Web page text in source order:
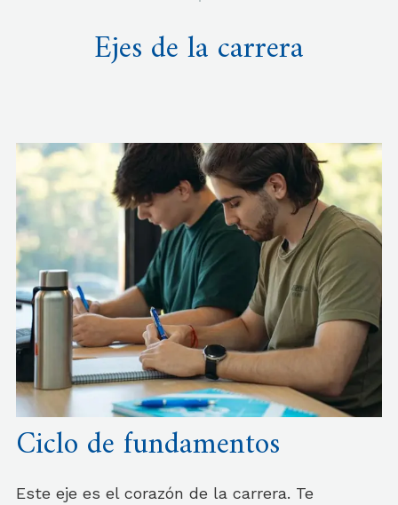
Ejes de la carrera
Ciclo de fundamentos
Este eje es el corazón de la carrera. Te